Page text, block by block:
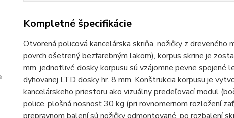
Kompletné špecifikácie
Otvorená policová kancelárska skriňa, nožičky z
povrch ošetrený bezfarebným lakom), korpus skrine je
mm, jednotlivé dosky korpusu sú vzájomne pevne spojené
dyhovanej LTD dosky hr. 8 mm. Konštrukcia korpusu je
kancelárskeho priestoru ako vizuálny predeľovací modul
police, plošná nosnosť 30 kg (pri rovnomernom rozložení